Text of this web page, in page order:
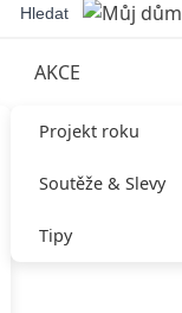
AKCE
Projekt roku
Soutěže & Slevy
Tipy